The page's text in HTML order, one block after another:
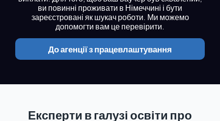
ви повинні проживати в Німеччині і бути
зареєстровані як шукач роботи. Ми можемо
допомогти вам це перевірити.
До агенції з працевлаштування
Експерти в галузі освіти про